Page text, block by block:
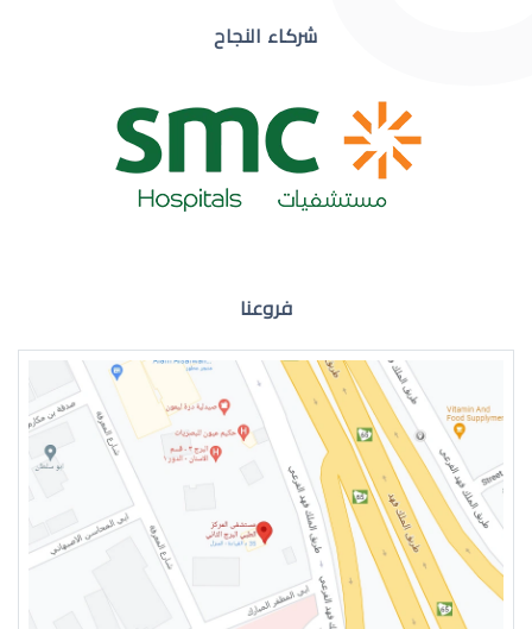
ضعف نظر مفاجئ
ضعف نظر في العين اليسرى
شركاء النجاح
فروعنا